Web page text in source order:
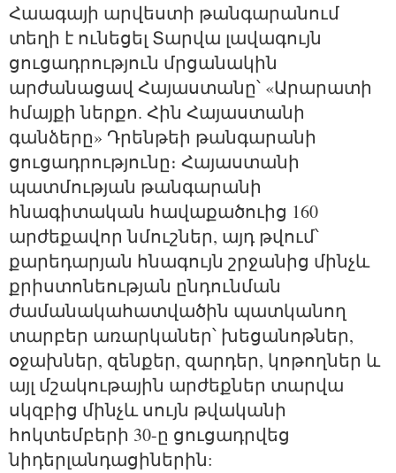
Հաագայի արվեստի թանգարանում
տեղի է ունեցել Տարվա լավագույն
ցուցադրություն մրցանակին
արժանացավ Հայաստանը՝ «Արարատի
հմայքի ներքո. Հին Հայաստանի
գանձերը» Դրենթեի թանգարանի
ցուցադրությունը։ Հայաստանի
պատմության թանգարանի
հնագիտական հավաքածուից 160
արժեքավոր նմուշներ, այդ թվում՝
քարեդարյան հնագույն շրջանից մինչև
քրիստոնեության ընդունման
ժամանակահատվածին պատկանող
տարբեր առարկաներ՝ խեցանոթներ,
օջախներ, զենքեր, զարդեր, կոթողներ և
այլ մշակութային արժեքներ տարվա
սկզբից մինչև սույն թվականի
հոկտեմբերի 30-ը ցուցադրվեց
նիդերլանդացիներին: